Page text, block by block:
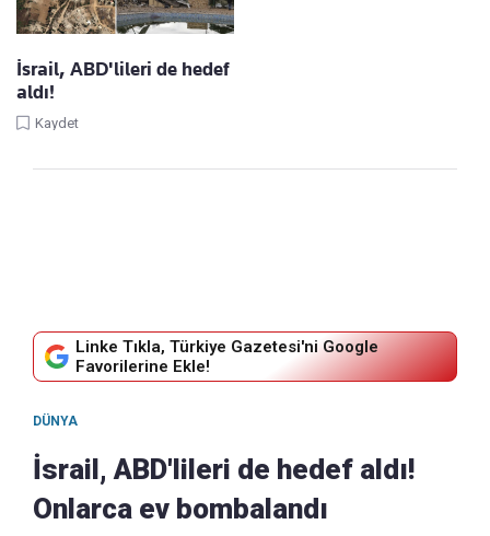
İsrail, ABD'lileri de hedef
aldı!
Kaydet
Linke Tıkla, Türkiye Gazetesi'ni Google
Favorilerine Ekle!
DÜNYA
İsrail, ABD'lileri de hedef aldı!
Onlarca ev bombalandı